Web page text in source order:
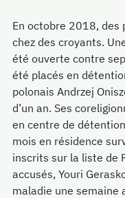
En octobre 2018, des
chez des croyants.
été ouverte contre
été placés en
polonais Andrzej
d’un an. Ses
en centre de
mois en résidence
inscrits sur la liste de
accusés, Youri
maladie une semaine